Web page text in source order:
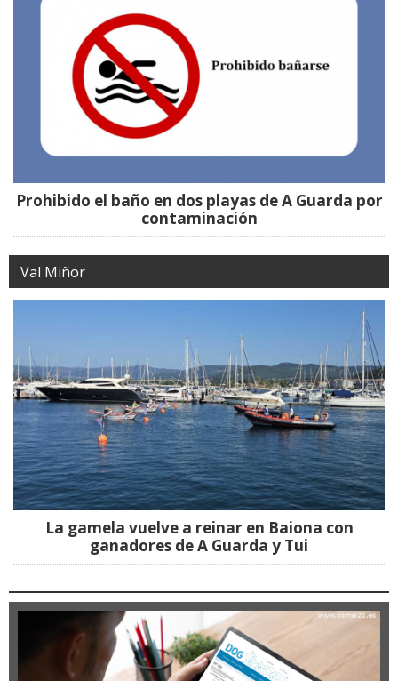
Prohibido el baño en dos playas de A Guarda por
contaminación
Val Miñor
La gamela vuelve a reinar en Baiona con
ganadores de A Guarda y Tui